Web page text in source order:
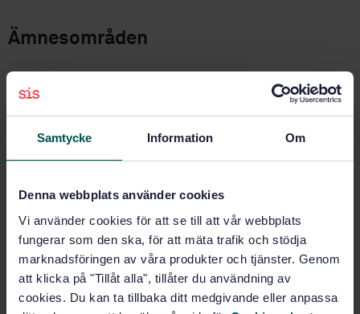
Samtycke Information Om
Denna webbplats använder cookies
Vi använder cookies för att se till att vår webbplats
fungerar som den ska, för att mäta trafik och stödja
marknadsföringen av våra produkter och tjänster. Genom
att klicka på "Tillåt alla", tillåter du användning av
cookies. Du kan ta tillbaka ditt medgivande eller anpassa
Ämnesområden
kvalitetssäkring (03.120.10)
Ledningssystem för kvalitet
(04.080)
Köp denna standard
STANDARD
SVENSK STANDARD· SS-ISO 10014:2021
Ledningssystem för kvalitet - Ledning av en